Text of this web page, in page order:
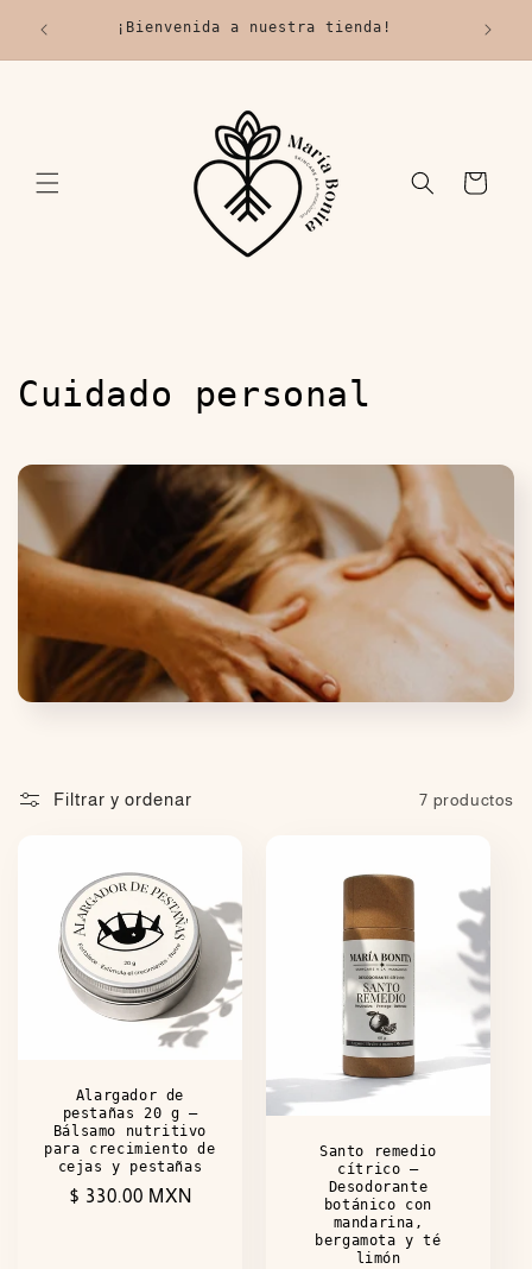
directamente¡Bienvenida a nuestra tienda! 🚚
Carrito
C
l
e
c
c
i
:
Cuidado personal
Filtrar y ordenar 7 productos
Alargador de
pestañas 20 g —
Bálsamo nutritivo
para crecimiento de
cejas y pestañas
Precio
$ 330.00 MXN
Santo remedio
cítrico —
Desodorante
botánico con
mandarina,
bergamota y té
limón